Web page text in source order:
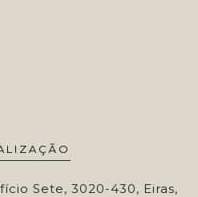
Sete, 3020-430, Eiras,